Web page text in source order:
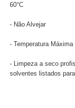
60°C
- Não Alvejar
- Temperatura Máxima
- Limpeza a seco
solventes listados